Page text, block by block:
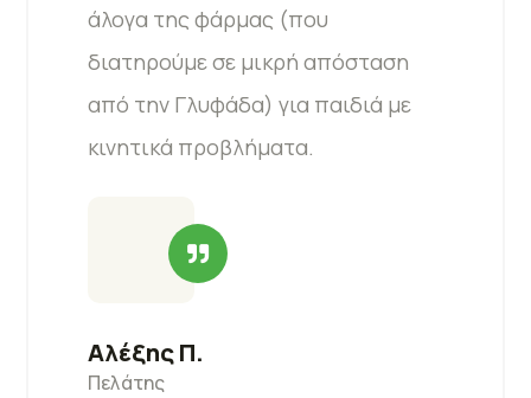
άλογα της φάρμας (που
διατηρούμε σε μικρή απόσταση
από την Γλυφάδα) για παιδιά με
κινητικά προβλήματα.
Αλέξης Π.
Πελάτης